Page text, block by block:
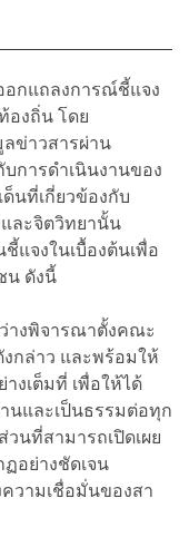
กแถลงการณ์ชี้แจง
องถิ่น โดย
ข่าวสารผ่าน
การดำเนินงานของ
นที่เกี่ยวข้องกับ
ละจิตวิทยานั้น
แจงในเบื้องต้นเพื่อ
น ดังนี้
างพิจารณาตั้งคณะ
งกล่าว และพร้อมให้
งเต็มที่ เพื่อให้ได้
นและเป็นธรรมต่อทุก
วนที่สามารถเปิดเผย
อย่างชัดเจน
วามเชื่อมั่นของสา